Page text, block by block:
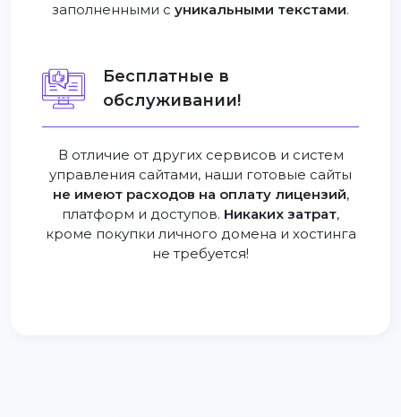
заполненными с уникальными текстами.
Бесплатные в
обслуживании!
В отличие от других сервисов и систем
управления сайтами, наши готовые сайты
не имеют расходов на оплату лицензий,
платформ и доступов. Никаких затрат,
кроме покупки личного домена и хостинга
не требуется!